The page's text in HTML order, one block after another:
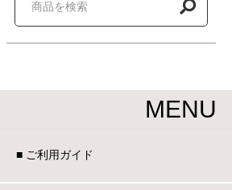
MENU
■ ご利用ガイド